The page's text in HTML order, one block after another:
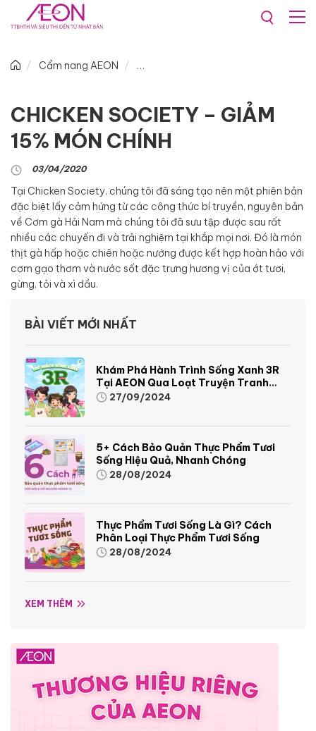
Cẩm nang AEON
CHICKEN SOCIETY – GIẢM
15% MÓN CHÍNH
03/04/2020
Tại Chicken Society, chúng tôi đã sáng tạo nên một phiên bản
đặc biệt lấy cảm hứng từ các công thức bí truyền, nguyên bản
về Cơm gà Hải Nam mà chúng tôi đã sưu tập được sau rất
nhiều các chuyến đi và trải nghiệm tại khắp mọi nơi. Đó là món
thịt gà hấp hoặc chiên hoặc nướng được kết hợp hoàn hảo với
cơm gạo thơm và nước sốt đặc trưng hương vị của ớt tươi,
gừng, tỏi và xì dầu.
BÀI VIẾT MỚI NHẤT
Khám Phá Hành Trình Sống Xanh 3R
Tại AEON Qua Loạt Truyện Tranh
Sinh Động Và Thú Vị
27/09/2024
5+ Cách Bảo Quản Thực Phẩm Tươi
Sống Hiệu Quả, Nhanh Chóng
28/08/2024
Thực Phẩm Tươi Sống Là Gì? Cách
Phân Loại Thực Phẩm Tươi Sống
28/08/2024
XEM THÊM